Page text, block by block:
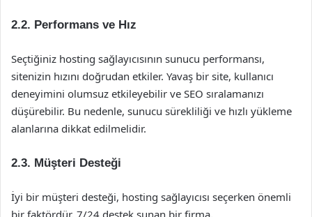
2.2. Performans ve Hız
Seçtiğiniz hosting sağlayıcısının sunucu performansı,
sitenizin hızını doğrudan etkiler. Yavaş bir site, kullanıcı
deneyimini olumsuz etkileyebilir ve SEO sıralamanızı
düşürebilir. Bu nedenle, sunucu sürekliliği ve hızlı yükleme
alanlarına dikkat edilmelidir.
2.3. Müşteri Desteği
İyi bir müşteri desteği, hosting sağlayıcısı seçerken önemli
bir faktördür. 7/24 destek sunan bir firma,